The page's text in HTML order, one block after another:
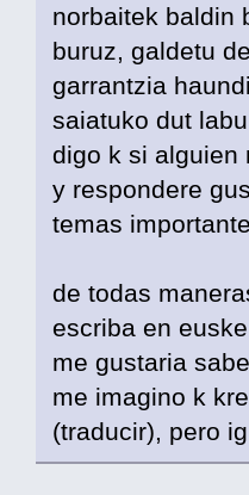
norbaitek baldin
buruz, galdetu
garrantzia
saiatuko dut
digo k si alguien
y respondere
temas
de todas
escriba en
me gustaria
me imagino k
(traducir), pero